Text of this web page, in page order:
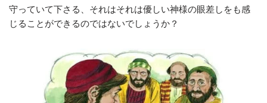
守っていて下さる、それはそれは優しい神様の眼差しをも感
じることができるのではないでしょうか？